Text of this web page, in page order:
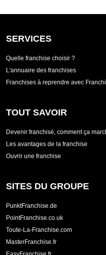
SERVICES
Quelle franchise choisir ?
L'annuaire des franchises
Franchises à reprendre avec
TOUT SAVOIR
Devenir franchisé, comment ça
Les avantages de la franchise
Ouvrir une franchise
SITES DU GROUPE
PunktFranchise.de
PointFranchise.co.uk
Toute-La-Franchise.com
MasterFranchise.fr